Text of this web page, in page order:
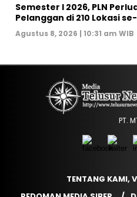
Semester I 2026, PLN
Pelanggan di 210 Lokasi
Agustus 8, 2026 | 10:31 am WIB
PT.
TENTANG KAMI,